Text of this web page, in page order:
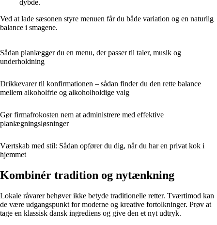
dybde.
Ved at lade sæsonen styre menuen får du både variation og en naturlig
balance i smagene.
Sådan planlægger du en menu, der passer til taler, musik og
underholdning
Drikkevarer til konfirmationen – sådan finder du den rette balance
mellem alkoholfrie og alkoholholdige valg
Gør firmafrokosten nem at administrere med effektive
planlægningsløsninger
Værtskab med stil: Sådan opfører du dig, når du har en privat kok i
hjemmet
Kombinér tradition og nytænkning
Lokale råvarer behøver ikke betyde traditionelle retter. Tværtimod kan
de være udgangspunkt for moderne og kreative fortolkninger. Prøv at
tage en klassisk dansk ingrediens og give den et nyt udtryk.